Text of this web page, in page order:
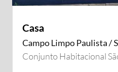
Casa
Campo Limpo Paulista /
Conjunto Habitacional